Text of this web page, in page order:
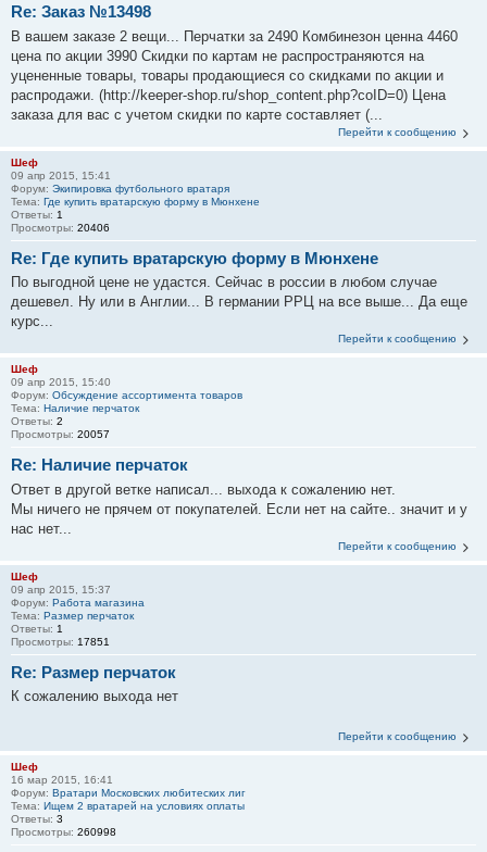
Re: Заказ №13498
В вашем заказе 2 вещи... Перчатки за 2490 Комбинезон ценна 4460
цена по акции 3990 Скидки по картам не распространяются на
уцененные товары, товары продающиеся со скидками по акции и
распродажи. (http://keeper-shop.ru/shop_content.php?coID=0) Цена
заказа для вас с учетом скидки по карте составляет (...
Перейти к сообщению
Шеф
09 апр 2015, 15:41
Форум: Экипировка футбольного вратаря
Тема: Где купить вратарскую форму в Мюнхене
Ответы: 1
Просмотры: 20406
Re: Где купить вратарскую форму в Мюнхене
По выгодной цене не удастся. Сейчас в россии в любом случае
дешевел. Ну или в Англии... В германии РРЦ на все выше... Да еще
курс...
Перейти к сообщению
Шеф
09 апр 2015, 15:40
Форум: Обсуждение ассортимента товаров
Тема: Наличие перчаток
Ответы: 2
Просмотры: 20057
Re: Наличие перчаток
Ответ в другой ветке написал... выхода к сожалению нет.
Мы ничего не прячем от покупателей. Если нет на сайте.. значит и у
нас нет...
Перейти к сообщению
Шеф
09 апр 2015, 15:37
Форум: Работа магазина
Тема: Размер перчаток
Ответы: 1
Просмотры: 17851
Re: Размер перчаток
К сожалению выхода нет
Перейти к сообщению
Шеф
16 мар 2015, 16:41
Форум: Вратари Московских любитеских лиг
Тема: Ищем 2 вратарей на условиях оплаты
Ответы: 3
Просмотры: 260998